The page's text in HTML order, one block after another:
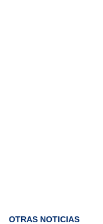
OTRAS NOTICIAS